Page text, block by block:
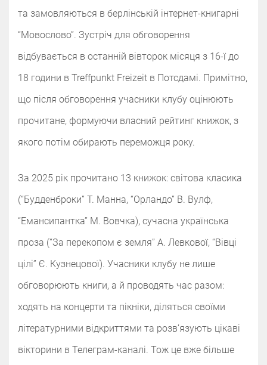
та замовляються в берлінській інтернет-книгарні
“Мовослово”. Зустріч для обговорення
відбувається в останній вівторок місяця з 16-ї до
18 години в Treffpunkt Freizeit в Потсдамі. Примітно,
що після обговорення учасники клубу оцінюють
прочитане, формуючи власний рейтинг книжок, з
якого потім обирають переможця року.
За 2025 рік прочитано 13 книжок: світова класика
(“Будденброки” Т. Манна, “Орландо” В. Вулф,
“Емансипантка” М. Вовчка), сучасна українська
проза (“За перекопом є земля” А. Левкової, “Вівці
цілі” Є. Кузнецової). Учасники клубу не лише
обговорюють книги, а й проводять час разом:
ходять на концерти та пікніки, діляться своїми
літературними відкриттями та розвʼязують цікаві
вікторини в Телеграм-каналі. Тож це вже більше